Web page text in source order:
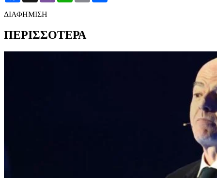
ΔΙΑΦΗΜΙΣΗ
ΠΕΡΙΣΣΟΤΕΡΑ